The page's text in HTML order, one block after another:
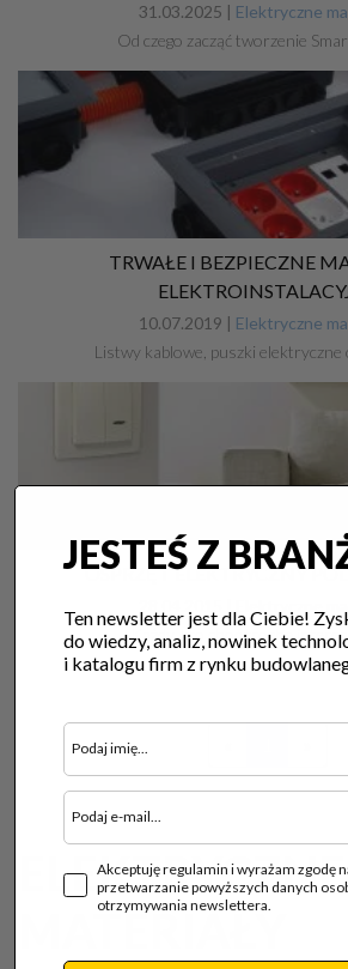
31.03.2025 | Elektryczne
Od czego zacząć tworzenie
TRWAŁE I BEZPIECZNE
10.07.2019 | Elektryczne
Listwy kablowe, puszki elektryczne
OSPRZĘT ELEKTRYCZNY
Każdy, kto choć trochę
ELEKTRYCZNE
MATERIAŁY
JESTEŚ Z
Ten newsletter jest dla Ciebie!
do wiedzy, analiz, nowinek
i katalogu firm z rynku
Akceptuję regulamin i wyrażam zgodę
przetwarzanie powyższych danych
otrzymywania newslettera.